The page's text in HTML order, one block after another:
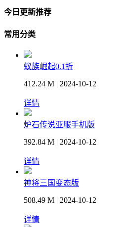
今日更新推荐
常用分类
蚁族崛起0.1折
412.24 M | 2024-10-12
详情
炉石传说亚服手机版
392.84 M | 2024-10-12
详情
神将三国变态版
508.49 M | 2024-10-12
详情